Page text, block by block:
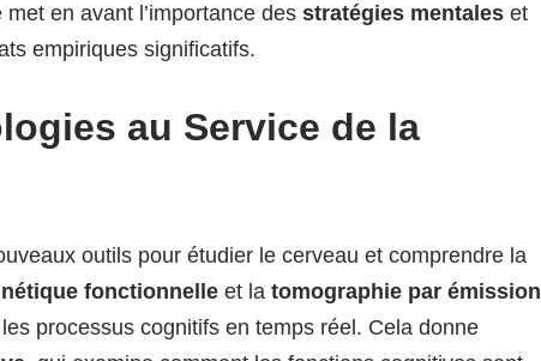
en avant l’importance des stratégies mentales et
empiriques significatifs.
au Service de la
outils pour étudier le cerveau et comprendre la
fonctionnelle et la tomographie par émission
processus cognitifs en temps réel. Cela donne